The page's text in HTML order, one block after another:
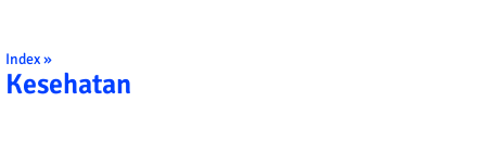
Index »
Kesehatan